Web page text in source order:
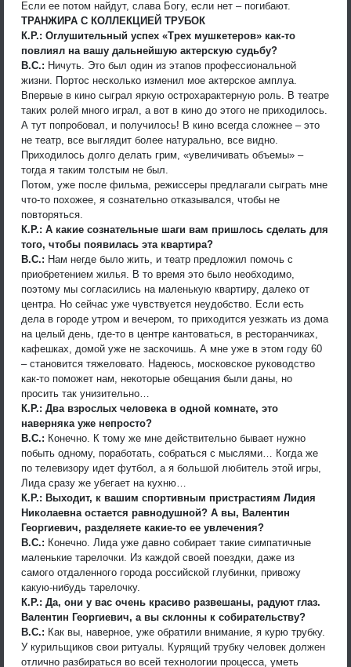
Если ее потом найдут, слава Богу, если нет – погибают.
ТРАНЖИРА С КОЛЛЕКЦИЕЙ ТРУБОК
К.Р.: Оглушительный успех «Трех мушкетеров» как-то
повлиял на вашу дальнейшую актерскую судьбу?
В.С.: Ничуть. Это был один из этапов профессиональной
жизни. Портос несколько изменил мое актерское амплуа.
Впервые в кино сыграл яркую острохарактерную роль. В театре
таких ролей много играл, а вот в кино до этого не приходилось.
А тут попробовал, и получилось! В кино всегда сложнее – это
не театр, все выглядит более натурально, все видно.
Приходилось долго делать грим, «увеличивать объемы» –
тогда я таким толстым не был.
Потом, уже после фильма, режиссеры предлагали сыграть мне
что-то похожее, я сознательно отказывался, чтобы не
повторяться.
К.Р.: А какие сознательные шаги вам пришлось сделать для
того, чтобы появилась эта квартира?
В.С.: Нам негде было жить, и театр предложил помочь с
приобретением жилья. В то время это было необходимо,
поэтому мы согласились на маленькую квартиру, далеко от
центра. Но сейчас уже чувствуется неудобство. Если есть
дела в городе утром и вечером, то приходится уезжать из дома
на целый день, где-то в центре кантоваться, в ресторанчиках,
кафешках, домой уже не заскочишь. А мне уже в этом году 60
– становится тяжеловато. Надеюсь, московское руководство
как-то поможет нам, некоторые обещания были даны, но
просить так унизительно…
К.Р.: Два взрослых человека в одной комнате, это
наверняка уже непросто?
В.С.: Конечно. К тому же мне действительно бывает нужно
побыть одному, поработать, собраться с мыслями… Когда же
по телевизору идет футбол, а я большой любитель этой игры,
Лида сразу же убегает на кухню…
К.Р.: Выходит, к вашим спортивным пристрастиям Лидия
Николаевна остается равнодушной? А вы, Валентин
Георгиевич, разделяете какие-то ее увлечения?
В.С.: Конечно. Лида уже давно собирает такие симпатичные
маленькие тарелочки. Из каждой своей поездки, даже из
самого отдаленного города российской глубинки, привожу
какую-нибудь тарелочку.
К.Р.: Да, они у вас очень красиво развешаны, радуют глаз.
Валентин Георгиевич, а вы склонны к собирательству?
В.С.: Как вы, наверное, уже обратили внимание, я курю трубку.
У курильщиков свои ритуалы. Курящий трубку человек должен
отлично разбираться во всей технологии процесса, уметь